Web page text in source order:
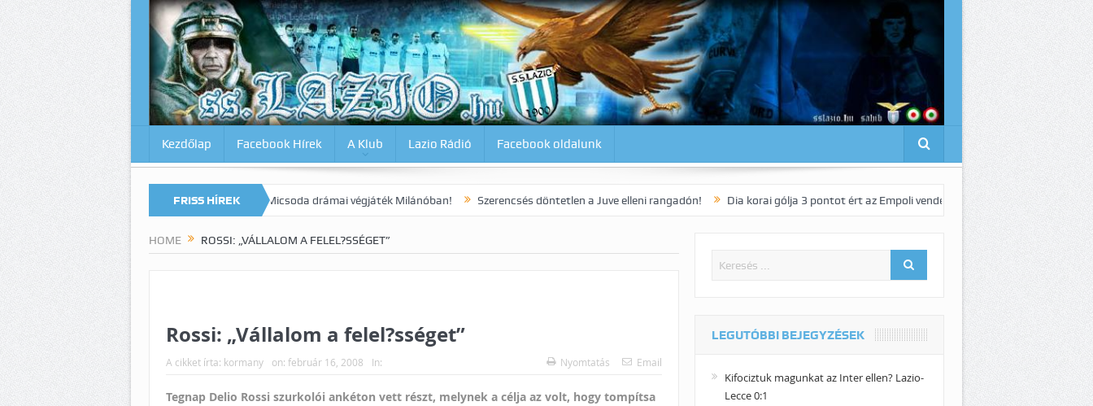
Kezdőlap Facebook Hírek A Klub Lazio Rádió Facebook oldalunk
FRISS HÍREK
az Inter ellen? Lazio-Lecce 0:1 Micsoda drámai végjáték Milánóban! Szerencsés döntetlen a Juve elleni rangadón! Dia korai gólja 3 pontot ért az Empoli vendégeként! Pedro elnyűhetetlen!:-)
HOME ROSSI: „VÁLLALOM A FELEL?SSÉGET”
Rossi: „Vállalom a felel?sséget”
A cikket írta: kormany on: február 16, 2008 In: Nyomtatás Email
Tegnap Delio Rossi szurkolói ankéton vett részt, melynek a célja az volt, hogy tompítsa
LEGUTÓBBI BEJEGYZÉSEK
Kifociztuk magunkat az Inter ellen? Lazio-
Lecce 0:1